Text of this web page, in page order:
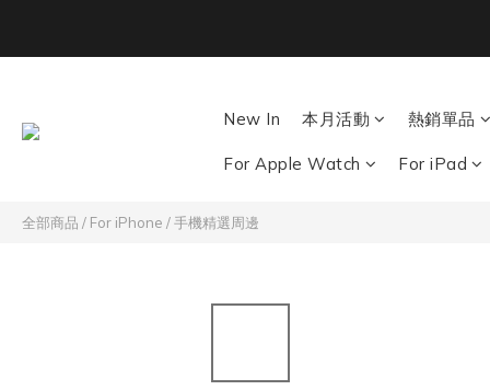
Back To School ｜
New In 本月活動 熱銷單品
For Apple Watch For iPad
全部商品 / For iPhone /手機精選周邊